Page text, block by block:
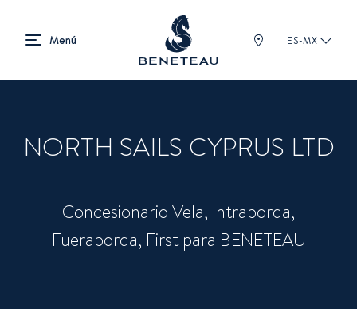
ES-MX
NORTH SAILS CYPRUS LTD
Concesionario Vela, Intraborda,
Fueraborda, First para BENETEAU